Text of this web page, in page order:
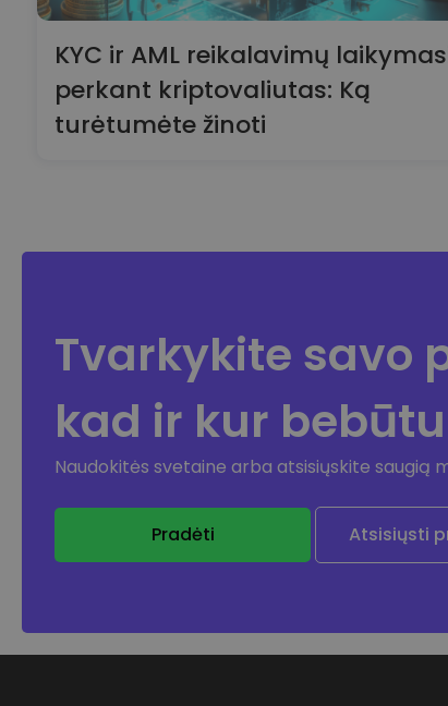
KYC ir AML reikalavimų
perkant kriptovaliutas: Ką
turėtumėte žinoti
Tvarkykite savo
kad ir kur
Naudokitės svetaine arba atsisiųskite saugią
Pradėti Atsisiųsti